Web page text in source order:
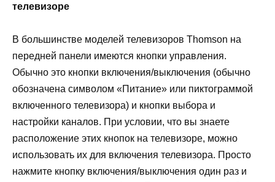
телевизоре
В большинстве моделей телевизоров Thomson на
передней панели имеются кнопки управления.
Обычно это кнопки включения/выключения (обычно
обозначена символом «Питание» или пиктограммой
включенного телевизора) и кнопки выбора и
настройки каналов. При условии, что вы знаете
расположение этих кнопок на телевизоре, можно
использовать их для включения телевизора. Просто
нажмите кнопку включения/выключения один раз и